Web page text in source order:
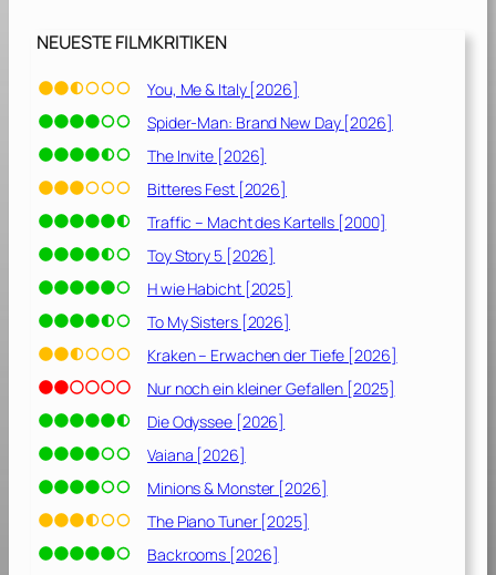
e
r
i
h
e
t
[
2
0
1
9
]
NEUESTE FILMKRITIKEN
You, Me & Italy [2026]
Spider-Man: Brand New Day [2026]
The Invite [2026]
Bitteres Fest [2026]
Traffic – Macht des Kartells [2000]
Toy Story 5 [2026]
H wie Habicht [2025]
To My Sisters [2026]
Kraken – Erwachen der Tiefe [2026]
Nur noch ein kleiner Gefallen [2025]
Die Odyssee [2026]
Vaiana [2026]
Minions & Monster [2026]
The Piano Tuner [2025]
Backrooms [2026]